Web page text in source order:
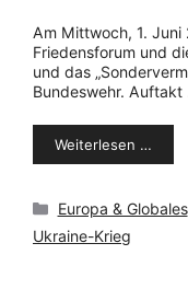
Am Mittwoch, 1.
Friedensforum und
und das
Bundeswehr.
Weiterlesen …
Kategorien
Europa & Globales
Ukraine-Krieg